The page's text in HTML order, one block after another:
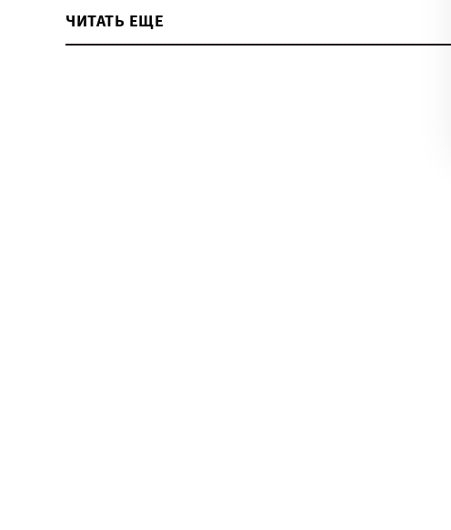
ЧИТАТЬ ЕЩЕ